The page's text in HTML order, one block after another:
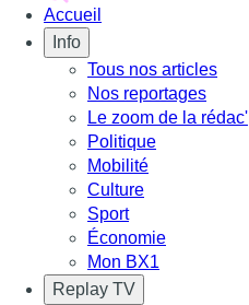
Accueil
Info
Tous nos articles
Nos reportages
Le zoom de la rédac'
Politique
Mobilité
Culture
Sport
Économie
Mon BX1
Replay TV